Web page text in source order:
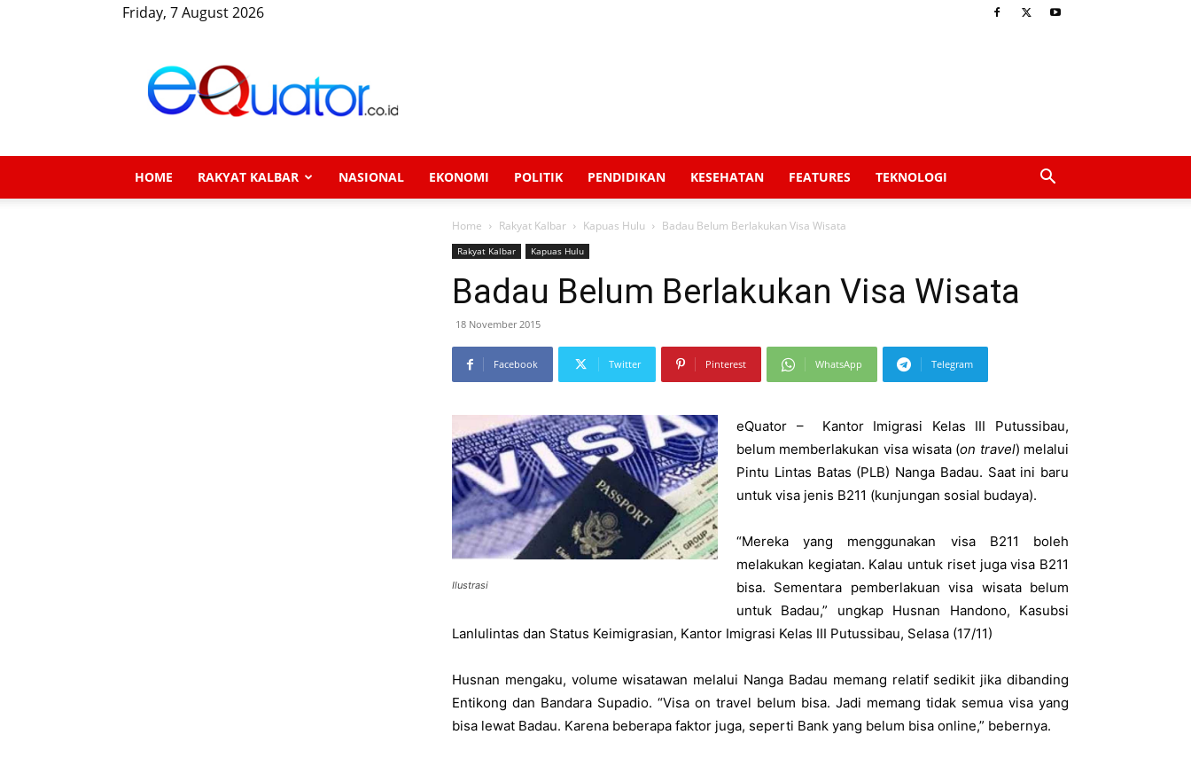
Friday, 7 August 2026
HOME RAKYAT KALBAR NASIONAL EKONOMI POLITIK PENDIDIKAN KESEHATAN FEATURES TEKNOLOGI
Home Rakyat Kalbar Kapuas Hulu Badau Belum Berlakukan Visa Wisata
Rakyat Kalbar Kapuas Hulu
Badau Belum Berlakukan Visa Wisata
18 November 2015
Facebook Twitter Pinterest WhatsApp Telegram
Ilustrasi
eQuator – Kantor Imigrasi Kelas III Putussibau,
belum memberlakukan visa wisata (on travel) melalui
Pintu Lintas Batas (PLB) Nanga Badau. Saat ini baru
untuk visa jenis B211 (kunjungan sosial budaya).
“Mereka yang menggunakan visa B211 boleh
melakukan kegiatan. Kalau untuk riset juga visa B211
bisa. Sementara pemberlakuan visa wisata belum
untuk Badau,” ungkap Husnan Handono, Kasubsi
Lanlulintas dan Status Keimigrasian, Kantor Imigrasi Kelas III Putussibau, Selasa (17/11)
Husnan mengaku, volume wisatawan melalui Nanga Badau memang relatif sedikit jika dibanding
Entikong dan Bandara Supadio. “Visa on travel belum bisa. Jadi memang tidak semua visa yang
bisa lewat Badau. Karena beberapa faktor juga, seperti Bank yang belum bisa online,” bebernya.